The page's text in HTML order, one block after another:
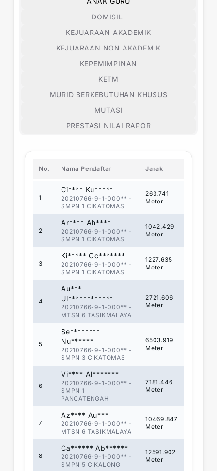
DOMISILI
KEJUARAAN AKADEMIK
KEJUARAAN NON AKADEMIK
KEPEMIMPINAN
KETM
MURID BERKEBUTUHAN KHUSUS
MUTASI
PRESTASI NILAI RAPOR
No. Nama Pendaftar Jarak
1
Ci**** Ku*****
20210766-9-1-000** -
SMPN 1 CIKATOMAS
263.741
Meter
2
Ar**** Ah****
20210766-9-1-000** -
SMPN 1 CIKATOMAS
1042.429
Meter
3
Ki***** Oc*******
20210766-9-1-000** -
SMPN 1 CIKATOMAS
1227.635
Meter
4
Au***
Ul************
20210766-9-1-000** -
MTSN 6 TASIKMALAYA
2721.606
Meter
5
Se********
Nu******
20210766-9-1-000** -
SMPN 3 CIKATOMAS
6503.919
Meter
6
Vi**** Al*******
20210766-9-1-000** -
SMPN 1
PANCATENGAH
7181.446
Meter
7
Az**** Au***
20210766-9-1-000** -
MTSN 6 TASIKMALAYA
10469.847
Meter
8
Ca****** Ab******
20210766-9-1-000** -
SMPN 5 CIKALONG
12591.902
Meter